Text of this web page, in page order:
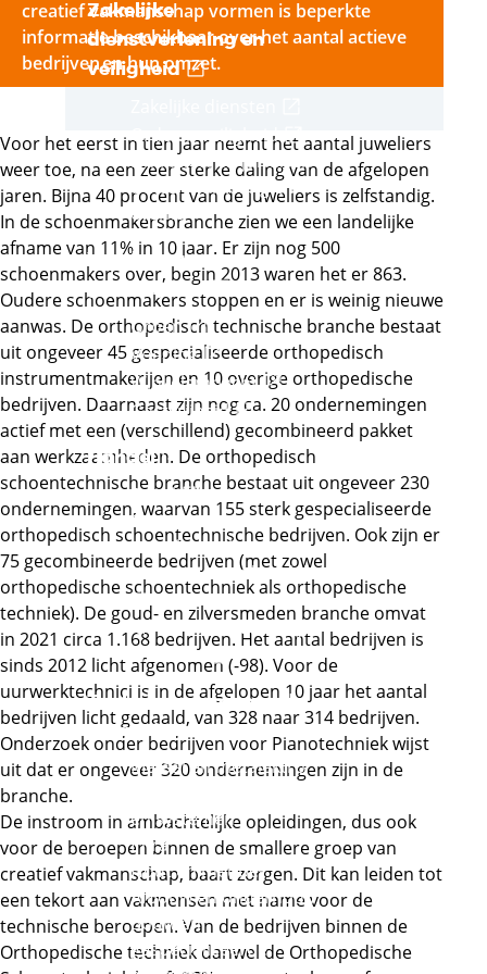
Zakelijke
dienstverlening en
veiligheid
Externe link
Orde en veiligheid
Externe link
Financieel en juridisch
Office, marketing en
events
Voedsel, groen en
gastvrijheid
Externe link
Groen
Externe link
Voeding
Externe link
Winkelambacht
Externe link
Gastvrijheid
Externe link
Handel
Externe link
Retail
Externe link
Commercie,
groothandel en
internationale handel
Externe link
Mode, interieur, tapijt
en textiel
Externe link
Techniek en gebouwde
omgeving
Metaal en metalektro
en systemen
Infra
Hout en meubel
Afbouw en onderhoud
Bouw en
gespecialiseerde
creatief vakmanschap vormen is beperkte
informatie beschikbaar over het aantal actieve
bedrijven en hun omzet.
Voor het eerst in tien jaar neemt het aantal juweliers
weer toe, na een zeer sterke daling van de afgelopen
jaren. Bijna 40 procent van de juweliers is zelfstandig.
In de schoenmakersbranche zien we een landelijke
afname van 11% in 10 jaar. Er zijn nog 500
schoenmakers over, begin 2013 waren het er 863.
Oudere schoenmakers stoppen en er is weinig nieuwe
aanwas. De orthopedisch technische branche bestaat
uit ongeveer 45 gespecialiseerde orthopedisch
instrumentmakerijen en 10 overige orthopedische
bedrijven. Daarnaast zijn nog ca. 20 ondernemingen
actief met een (verschillend) gecombineerd pakket
aan werkzaamheden. De orthopedisch
schoentechnische branche bestaat uit ongeveer 230
ondernemingen, waarvan 155 sterk gespecialiseerde
orthopedisch schoentechnische bedrijven. Ook zijn er
75 gecombineerde bedrijven (met zowel
orthopedische schoentechniek als orthopedische
techniek). De goud- en zilversmeden branche omvat
in 2021 circa 1.168 bedrijven. Het aantal bedrijven is
sinds 2012 licht afgenomen (-98). Voor de
uurwerktechnici is in de afgelopen 10 jaar het aantal
bedrijven licht gedaald, van 328 naar 314 bedrijven.
Onderzoek onder bedrijven voor Pianotechniek wijst
uit dat er ongeveer 320 ondernemingen zijn in de
branche.
De instroom in ambachtelijke opleidingen, dus ook
voor de beroepen binnen de smallere groep van
creatief vakmanschap, baart zorgen. Dit kan leiden tot
een tekort aan vakmensen met name voor de
technische beroepen. Van de bedrijven binnen de
Orthopedische techniek danwel de Orthopedische